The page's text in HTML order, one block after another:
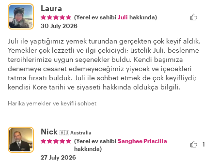
Laura
(Yerel ev sahibi Juli hakkında)
30 July 2026
Juli ile yaptığımız yemek turundan gerçekten çok keyif aldık.
Yemekler çok lezzetli ve ilgi çekiciydi; üstelik Juli, beslenme
tercihlerimize uygun seçenekler buldu. Kendi başımıza
denemeye cesaret edemeyeceğimiz yiyecek ve içecekleri
tatma fırsatı bulduk. Juli ile sohbet etmek de çok keyifliydi;
kendisi Kore tarihi ve siyaseti hakkında oldukça bilgili.
Harika yemekler ve keyifli sohbet
Nick 🇦🇺Australia
(Yerel ev sahibi Sanghee Priscilla
hakkında)
27 July 2026
1